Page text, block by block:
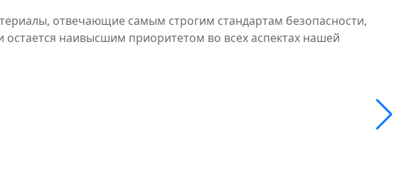
отвечающие самым строгим стандартам безопасности,
наивысшим приоритетом во всех аспектах нашей